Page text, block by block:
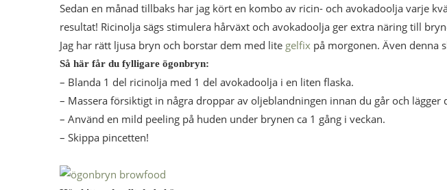
Sedan en månad tillbaks har jag kört en kombo av ricin- och avokadoolja varje
resultat! Ricinolja sägs stimulera hårväxt och avokadoolja ger extra näring till
Jag har rätt ljusa bryn och borstar dem med lite gelfix på morgonen. Även denna
Så här får du fylligare ögonbryn:
– Blanda 1 del ricinolja med 1 del avokadoolja i en liten flaska.
– Massera försiktigt in några droppar av oljeblandningen innan du går och lägger
– Använd en mild peeling på huden under brynen ca 1 gång i veckan.
– Skippa pincetten!